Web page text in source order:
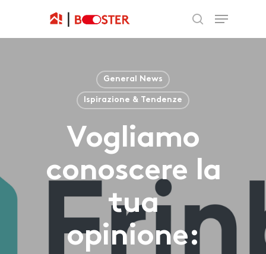
General News
Ispirazione & Tendenze
Vogliamo
conoscere la
tua
opinione: